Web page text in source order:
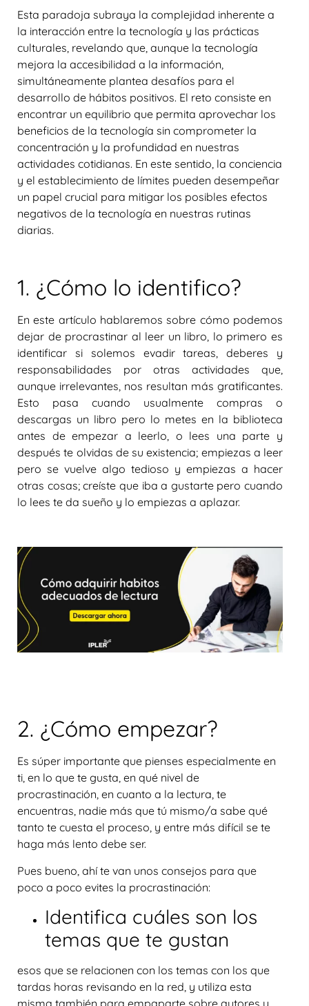
Esta paradoja subraya la complejidad inherente a
la interacción entre la tecnología y las prácticas
culturales, revelando que, aunque la tecnología
mejora la accesibilidad a la información,
simultáneamente plantea desafíos para el
desarrollo de hábitos positivos. El reto consiste en
encontrar un equilibrio que permita aprovechar los
beneficios de la tecnología sin comprometer la
concentración y la profundidad en nuestras
actividades cotidianas. En este sentido, la conciencia
y el establecimiento de límites pueden desempeñar
un papel crucial para mitigar los posibles efectos
negativos de la tecnología en nuestras rutinas
diarias.
1. ¿Cómo lo identifico?
En este artículo hablaremos sobre cómo podemos
dejar de procrastinar al leer un libro, lo primero es
identificar si solemos evadir tareas, deberes y
responsabilidades por otras actividades que,
aunque irrelevantes, nos resultan más gratificantes.
Esto pasa cuando usualmente compras o
descargas un libro pero lo metes en la biblioteca
antes de empezar a leerlo, o lees una parte y
después te olvidas de su existencia; empiezas a leer
pero se vuelve algo tedioso y empiezas a hacer
otras cosas; creíste que iba a gustarte pero cuando
lo lees te da sueño y lo empiezas a aplazar.
2. ¿Cómo empezar?
Es súper importante que pienses especialmente en
ti, en lo que te gusta, en qué nivel de
procrastinación, en cuanto a la lectura, te
encuentras, nadie más que tú mismo/a sabe qué
tanto te cuesta el proceso, y entre más difícil se te
haga más lento debe ser.
Pues bueno, ahí te van unos consejos para que
poco a poco evites la procrastinación:
Identifica cuáles son los
temas que te gustan
esos que se relacionen con los temas con los que
tardas horas revisando en la red, y utiliza esta
misma también para empaparte sobre autores y